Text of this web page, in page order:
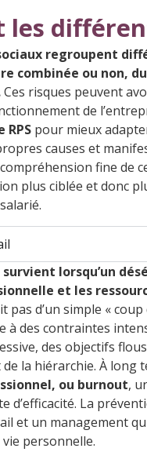
les
regroupent
combinée ou non,
Ces risques peuvent
de
pour mieux
causes et
fine de
plus ciblée et donc
lorsqu’un
et les
pas d’un simple «
des contraintes
des objectifs
la hiérarchie. À long
ou burnout,
d’efficacité. La
et un management
personnelle.